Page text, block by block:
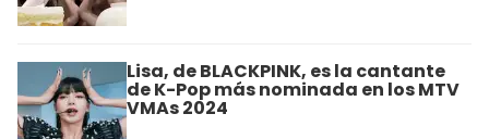
Lisa, de BLACKPINK, es la cantante
de K-Pop más nominada en los MTV
VMAs 2024